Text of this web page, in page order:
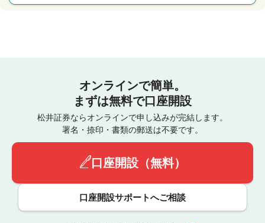
オンラインで簡単。
まずは無料で口座開設
松井証券ならオンラインで申し込みが完結します。
署名・捺印・書類の郵送は不要です。
口座開設（無料）
口座開設サポートへご相談